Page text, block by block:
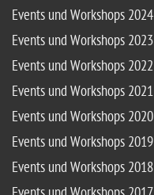
Events und Workshops 2024
Events und Workshops 2023
Events und Workshops 2022
Events und Workshops 2021
Events und Workshops 2020
Events und Workshops 2019
Events und Workshops 2018